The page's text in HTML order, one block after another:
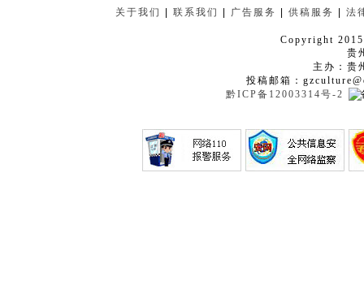
关于我们 |联系我们 广告服务 |供稿服务 |法
Copyright
贵
主办：贵
投稿邮箱：
黔ICP备12003314号-2